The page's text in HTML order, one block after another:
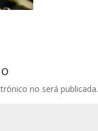
no será publicada.